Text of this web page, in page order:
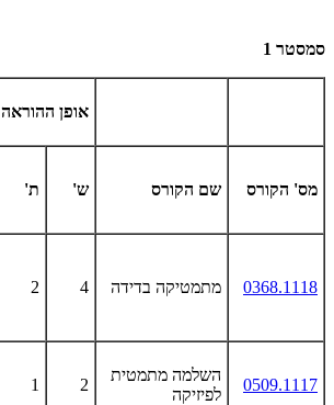
סמסטר 1
אופן ההוראה
מס' הקורס שם הקורס ש' ת'
0368.1118 מתמטיקה בדידה 4
2
0509.1117
השלמה מתמטית
לפיזיקה
2
1